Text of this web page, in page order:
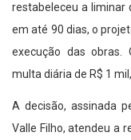
restabeleceu a liminar
em até 90 dias, o
execução das obras.
multa diária de R$ 1
A decisão, assinada
Valle Filho, atendeu a